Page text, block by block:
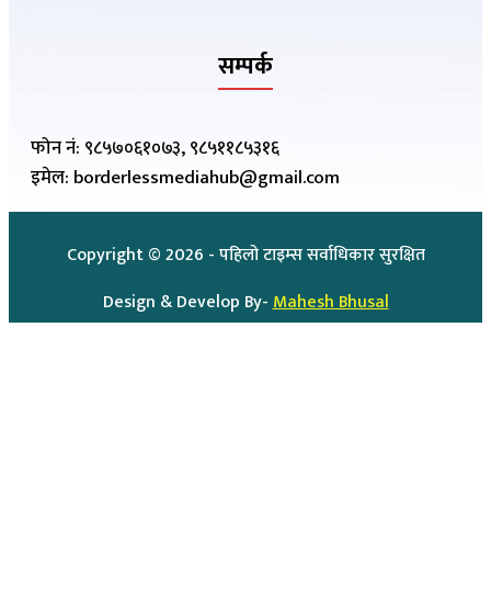
सम्पर्क
फोन नं: ९८५७०६१०७३, ९८५११८५३१६
इमेल: borderlessmediahub@gmail.com
Copyright ©2026 - पहिलो टाइम्स सर्वाधिकार सुरक्षित
Design & Develop By-Mahesh Bhusal